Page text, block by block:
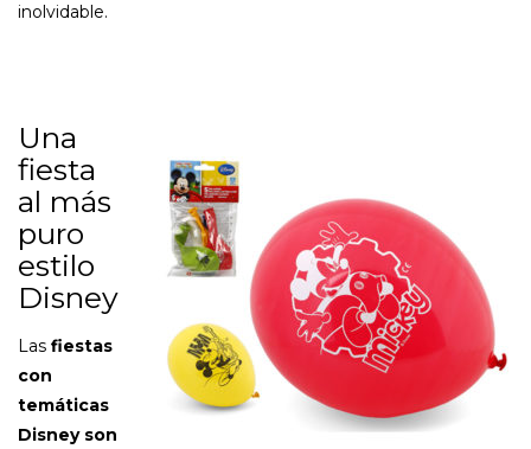
inolvidable.
Una
fiesta
al más
puro
estilo
Disney
Las fiestas
con
temáticas
Disney son